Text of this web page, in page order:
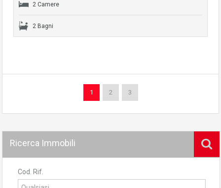
2 Camere
2 Bagni
1 2 3
Ricerca Immobili
Cod. Rif.